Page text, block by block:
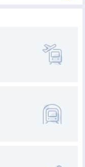
”，在早餐時段，請您盡情享用設有中西